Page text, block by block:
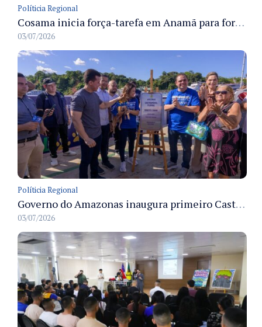
Políticia Regional
Cosama inicia força-tarefa em Anamã para fortalecer abastecimento de água e segurança hídrica da população
03/07/2026
Políticia Regional
Governo do Amazonas inaugura primeiro Castramóvel Fluvial para atendimento veterinário às comunidades ribeirinhas e castração gratuita
03/07/2026